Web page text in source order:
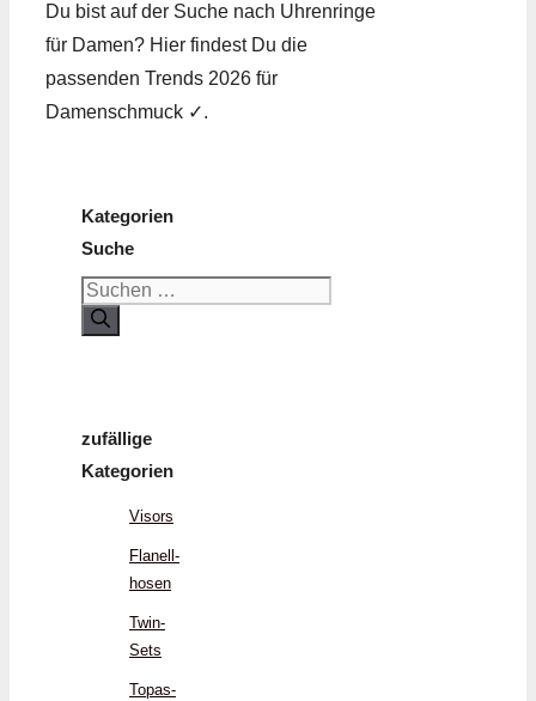
Du bist auf der Suche nach Uhren­ringe
für Damen? Hier findest Du die
passenden Trends 2026 für
Damenschmuck ✓.
Kategorien
Suche
Suchen
nach:
zufällige
Kategorien
Visors
Flanell­
hosen
Twin-
Sets
Topas­